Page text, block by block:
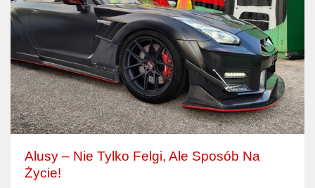
Alusy – Nie Tylko Felgi, Ale Sposób Na
Życie!